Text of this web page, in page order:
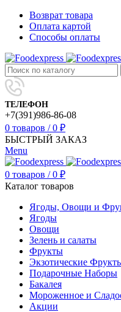
Возврат товара
Оплата картой
Способы оплаты
ТЕЛЕФОН
+7(391)986-86-08
0 товаров / 0 ₽
БЫСТРЫЙ ЗАКАЗ
Menu
0 товаров / 0 ₽
Каталог товаров
Ягоды, Овощи и
Ягоды
Овощи
Зелень и салаты
Фрукты
Экзотические
Подарочные Наборы
Бакалея
Мороженное и
Акции